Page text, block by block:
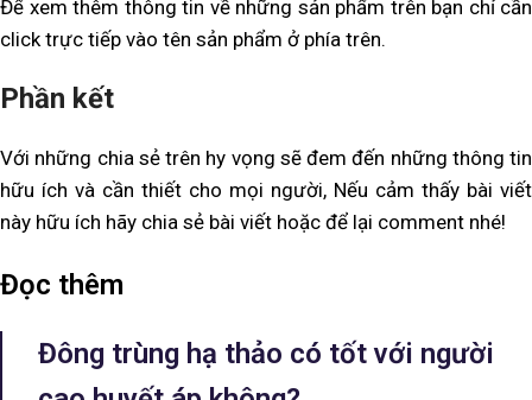
Để xem thêm thông tin về những sản phẩm trên bạn chỉ cần
click trực tiếp vào tên sản phẩm ở phía trên.
Phần kết
Với những chia sẻ trên hy vọng sẽ đem đến những thông tin
hữu ích và cần thiết cho mọi người, Nếu cảm thấy bài viết
này hữu ích hãy chia sẻ bài viết hoặc để lại comment nhé!
Đọc thêm
Đông trùng hạ thảo có tốt với người